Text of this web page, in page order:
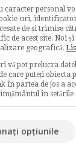
societati
puncte de
caracter personal
uri,
de și trimise
de acest site. Noi
geografică.
vă pot prelucra
care puteți
în partea de jos a
în
opțiunile